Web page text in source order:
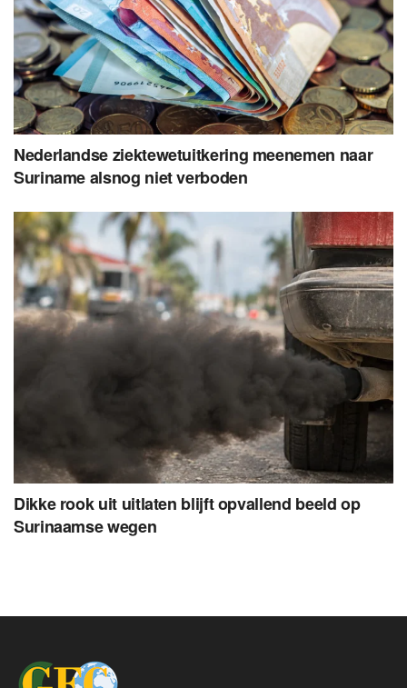
Nederlandse ziektewetuitkering meenemen naar
Suriname alsnog niet verboden
Dikke rook uit uitlaten blijft opvallend beeld op
Surinaamse wegen